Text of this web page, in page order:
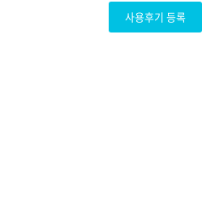
사용후기 등록